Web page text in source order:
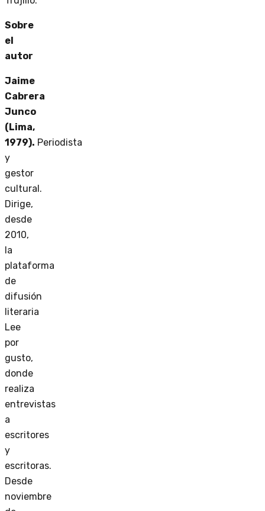
Sobre
el
autor
Jaime
Cabrera
Junco
(Lima,
1979). Periodista
y
gestor
cultural.
Dirige,
desde
2010,
la
plataforma
de
difusión
literaria
Lee
por
gusto,
donde
realiza
entrevistas
a
escritores
y
escritoras.
Desde
noviembre